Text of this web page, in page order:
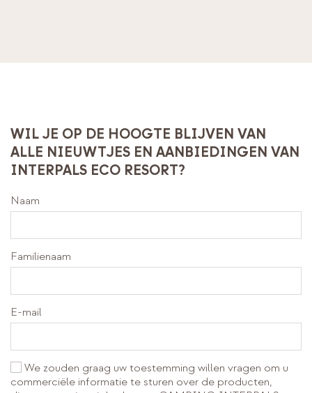
WIL JE OP DE HOOGTE BLIJVEN VAN
ALLE NIEUWTJES EN AANBIEDINGEN VAN
INTERPALS ECO RESORT?
Naam
Familienaam
E-mail
We zouden graag uw toestemming willen vragen om u
commerciële informatie te sturen over de producten,